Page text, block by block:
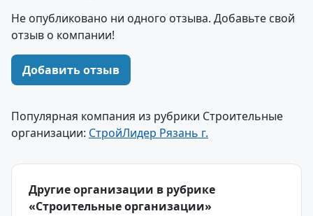
Не опубликовано ни одного отзыва. Добавьте свой
отзыв о компании!
Добавить отзыв
Популярная компания из рубрики Строительные
организации: СтройЛидер Рязань г.
Другие организации в рубрике
«Строительные организации»